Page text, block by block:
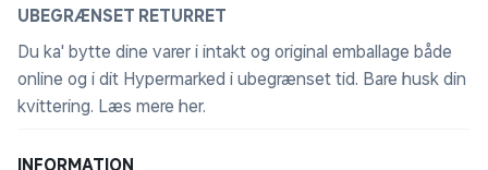
UBEGRÆNSET RETURRET
Du ka' bytte dine varer i intakt og original emballage både
online og i dit Hypermarked i ubegrænset tid. Bare husk din
kvittering. Læs mere her.
INFORMATION